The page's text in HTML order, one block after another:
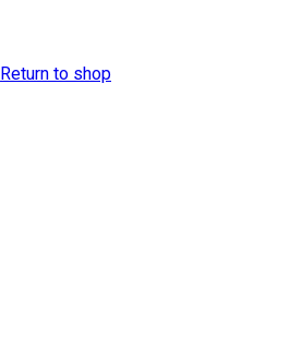
Return to shop